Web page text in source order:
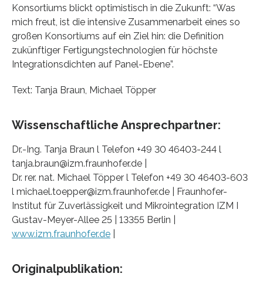
Konsortiums blickt optimistisch in die Zukunft: “Was
mich freut, ist die intensive Zusammenarbeit eines so
großen Konsortiums auf ein Ziel hin: die Definition
zukünftiger Fertigungstechnologien für höchste
Integrationsdichten auf Panel-Ebene”.
Text: Tanja Braun, Michael Töpper
Wissenschaftliche Ansprechpartner:
Dr.-Ing. Tanja Braun l Telefon +49 30 46403-244 l
tanja.braun@izm.fraunhofer.de |
Dr. rer. nat. Michael Töpper l Telefon +49 30 46403-603
l michael.toepper@izm.fraunhofer.de | Fraunhofer-
Institut für Zuverlässigkeit und Mikrointegration IZM I
Gustav-Meyer-Allee 25 | 13355 Berlin |
www.izm.fraunhofer.de
Originalpublikation: